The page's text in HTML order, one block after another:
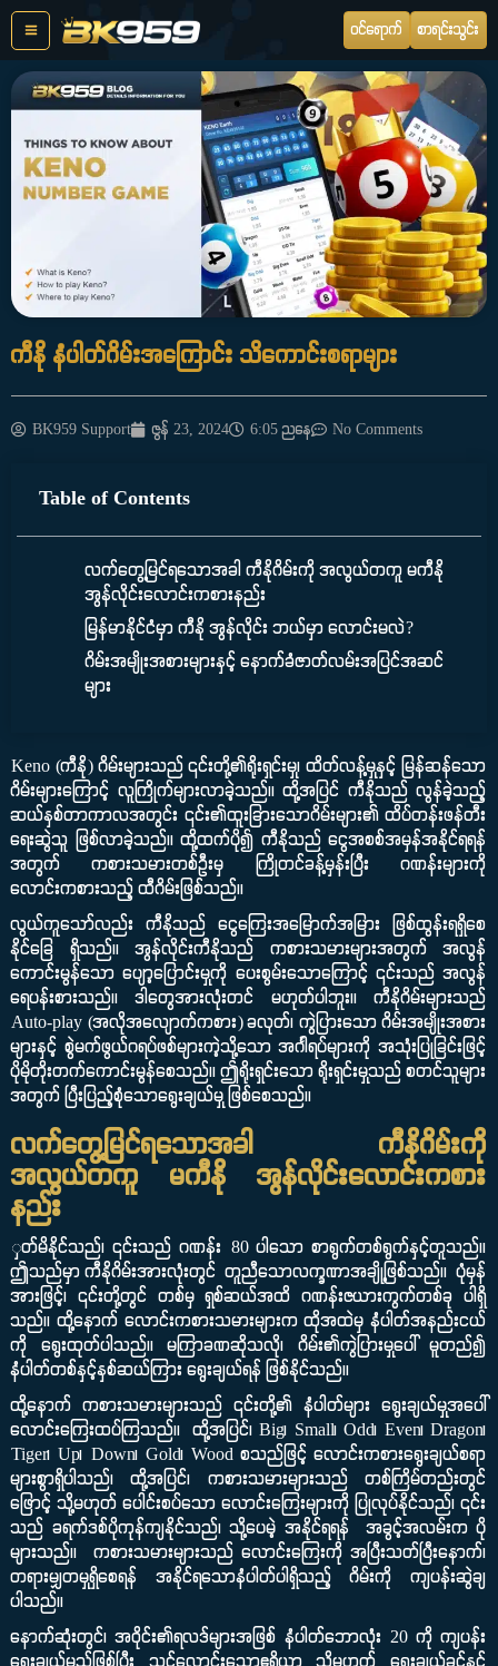
Skip
content
ဝင်ရောက် စာရင်းသွင်း
ကီနို နံပါတ်ဂိမ်းအကြောင်း သိကောင်းစရာများ
BK959 Support ဇွန် 23, 2024 6:05 ညနေ No Comments
Table of Contents
လက်တွေ့မြင်ရသောအခါ ကီနိုဂိမ်းကို အလွယ်တကူ မကီနို
အွန်လိုင်းလောင်းကစားနည်း
မြန်မာနိုင်ငံမှာ ကီနို အွန်လိုင်း ဘယ်မှာ လောင်းမလဲ?
ဂိမ်းအမျိုးအစားများနှင့် နောက်ခံဇာတ်လမ်းအပြင်အဆင်
များ
Keno (ကီနို) ဂိမ်းများသည် ၎င်းတို့၏ရိုးရှင်းမှု၊ ထိတ်လန့်မှုနှင့် မြန်ဆန်သော
ဂိမ်းများကြောင့် လူကြိုက်များလာခဲ့သည်။ ထို့အပြင် ကီနိုသည် လွန်ခဲ့သည့်
ဆယ်နှစ်တာကာလအတွင်း ၎င်း၏ထူးခြားသောဂိမ်းများ၏ ထိပ်တန်းဖန်တီး
ရေးဆွဲသူ ဖြစ်လာခဲ့သည်။ ထို့ထက်ပို၍ ကီနိုသည် ငွေအစစ်အမှန်အနိုင်ရရန်
အတွက် ကစားသမားတစ်ဦးမှ ကြိုတင်ခန့်မှန်းပြီး ဂဏန်းများကို
လောင်းကစားသည့် ထီဂိမ်းဖြစ်သည်။
လွယ်ကူသော်လည်း ကီနိုသည် ငွေကြေးအမြောက်အမြား ဖြစ်ထွန်းရရှိစေ
နိုင်ခြေ ရှိသည်။ အွန်လိုင်းကီနိုသည် ကစားသမားများအတွက် အလွန်
ကောင်းမွန်သော ပျော့ပြောင်းမှုကို ပေးစွမ်းသောကြောင့် ၎င်းသည် အလွန်
ရေပန်းစားသည်။ ဒါတွေအားလုံးတင် မဟုတ်ပါဘူး။ ကီနိုဂိမ်းများသည်
Auto-play (အလိုအလျောက်ကစား) ခလုတ်၊ ကွဲပြားသော ဂိမ်းအမျိုးအစား
များနှင့် စွဲမက်ဖွယ်ဂရပ်ဖစ်များကဲ့သို့သော အင်္ဂါရပ်များကို အသုံးပြုခြင်းဖြင့်
ပိုမိုတိုးတက်ကောင်းမွန်စေသည်။ ဤရိုးရှင်းသော ရိုးရှင်းမှုသည် စတင်သူများ
အတွက် ပြီးပြည့်စုံသောရွေးချယ်မှု ဖြစ်စေသည်။
လက်တွေ့မြင်ရသောအခါ ကီနိုဂိမ်းကို
အလွယ်တကူ မကီနို အွန်လိုင်းလောင်းကစား
နည်း
ှတ်မိနိုင်သည်၊ ၎င်းသည် ဂဏန်း 80 ပါသော စာရွက်တစ်ရွက်နှင့်တူသည်။
ဤသည်မှာ ကီနိုဂိမ်းအားလုံးတွင် တူညီသောလက္ခဏာအချို့ဖြစ်သည်။ ပုံမှန်
အားဖြင့်၊ ၎င်းတို့တွင် တစ်မှ ရှစ်ဆယ်အထိ ဂဏန်းဇယားကွက်တစ်ခု ပါရှိ
သည်။ ထို့နောက် လောင်းကစားသမားများက ထိုအထဲမှ နံပါတ်အနည်းငယ်
ကို ရွေးထုတ်ပါသည်။ မကြာခဏဆိုသလို၊ ဂိမ်း၏ကွဲပြားမှုပေါ် မူတည်၍
နံပါတ်တစ်နှင့်နှစ်ဆယ်ကြား ရွေးချယ်ရန် ဖြစ်နိုင်သည်။
ထို့နောက် ကစားသမားများသည် ၎င်းတို့၏ နံပါတ်များ ရွေးချယ်မှုအပေါ်
လောင်းကြေးထပ်ကြသည်။ ထို့အပြင်၊ Big၊ Small၊ Odd၊ Even၊ Dragon၊
Tiger၊ Up၊ Down၊ Gold၊ Wood စသည်ဖြင့် လောင်းကစားရွေးချယ်စရာ
များစွာရှိပါသည်၊ ထို့အပြင်၊ ကစားသမားများသည် တစ်ကြိမ်တည်းတွင်
ဖြောင့် သို့မဟုတ် ပေါင်းစပ်သော လောင်းကြေးများကို ပြုလုပ်နိုင်သည်၊ ၎င်း
သည် ခရက်ဒစ်ပိုကုန်ကျနိုင်သည်၊ သို့ပေမဲ့ အနိုင်ရရန် အခွင့်အလမ်းက ပို
များသည်။ ကစားသမားများသည် လောင်းကြေးကို အပြီးသတ်ပြီးနောက်၊
တရားမျှတမှုရှိစေရန် အနိုင်ရသောနံပါတ်ပါရှိသည့် ဂိမ်းကို ကျပန်းဆွဲချ
ပါသည်။
နောက်ဆုံးတွင်၊ အဝိုင်း၏ရလဒ်များအဖြစ် နံပါတ်ဘောလုံး 20 ကို ကျပန်း